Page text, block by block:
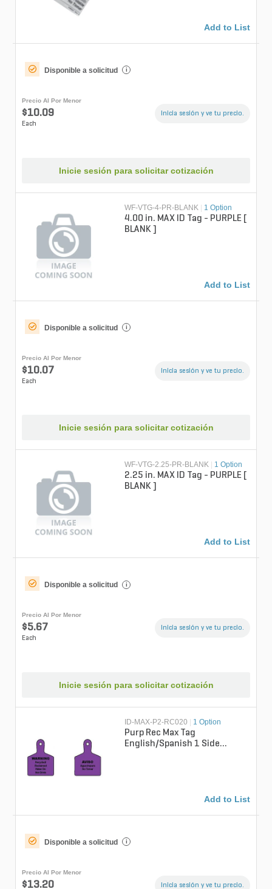
Add to List
Disponible a solicitud i
Precio Al Por Menor
$10.09
Each
Inicia sesión y ve tu precio.
Inicie sesión para solicitar cotización
WF-VTG-4-PR-BLANK | 1 Option
4.00 in. MAX ID Tag - PURPLE [
BLANK ]
Add to List
Disponible a solicitud i
Precio Al Por Menor
$10.07
Each
Inicia sesión y ve tu precio.
Inicie sesión para solicitar cotización
WF-VTG-2.25-PR-BLANK 1 Option
2.25 in. MAX ID Tag - PURPLE [
BLANK ]
Add to List
Disponible a solicitud i
Precio Al Por Menor
$5.67
Each
Inicia sesión y ve tu precio.
Inicie sesión para solicitar cotización
ID-MAX-P2-RC020 1 Option
Purp Rec Max Tag
English/Spanish 1 Side
Add to List
Disponible a solicitud i
Precio Al Por Menor
$13.20 Inicia sesión y ve tu precio.